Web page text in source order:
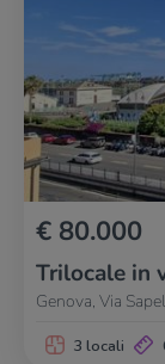
€ 80.000
Trilocale in
Genova, Via
3 locali